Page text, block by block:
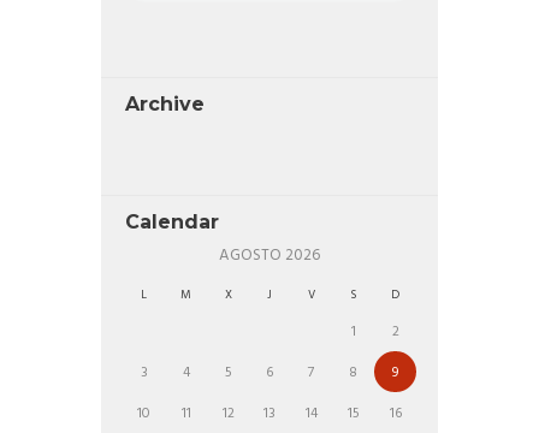
Archive
Calendar
AGOSTO 2026
L M X J V S D
1
2
3
4 5 6 7 8
9
10
11 12 13 14 15
16